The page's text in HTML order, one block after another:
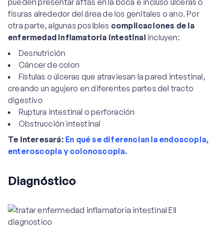
pueden presentar aftas en la boca e incluso úlceras o
fisuras alrededor del área de los genitales o ano. Por
otra parte, algunas posibles complicaciones de la
enfermedad inflamatoria intestinalincluyen:
Desnutrición
Cáncer de colon
Fístulas o úlceras que atraviesan la pared intestinal,
creando un agujero en diferentes partes del tracto
digestivo
Ruptura intestinal o perforación
Obstrucción intestinal
Te interesará: En qué se diferencian la endoscopia,
enteroscopia y colonoscopia.
Diagnóstico